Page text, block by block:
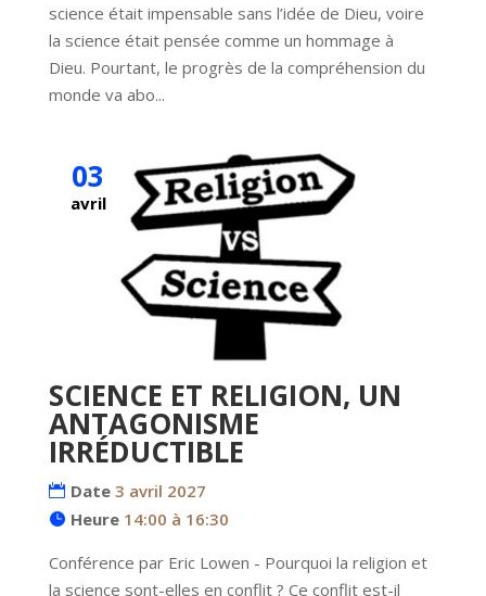
science était impensable sans l’idée de Dieu, voire
la science était pensée comme un hommage à
Dieu. Pourtant, le progrès de la compréhension du
monde va abo...
03
avril
SCIENCE ET RELIGION, UN
ANTAGONISME
IRRÉDUCTIBLE
Date 3 avril 2027
Heure 14:00 à 16:30
Conférence par Eric Lowen - Pourquoi la religion et
la science sont-elles en conflit ? Ce conflit est-il